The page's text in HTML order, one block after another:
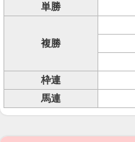
単勝
複勝
枠連
馬連